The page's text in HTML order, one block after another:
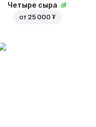
Четыре сыра
от 25 000 ₮